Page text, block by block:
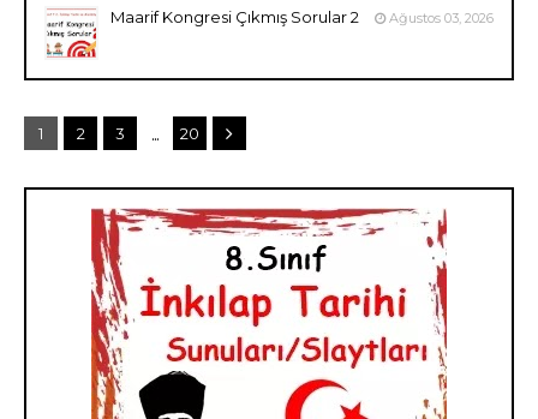
Maarif Kongresi Çıkmış Sorular 2 Ağustos 03, 2026
1 2 3 ... 20